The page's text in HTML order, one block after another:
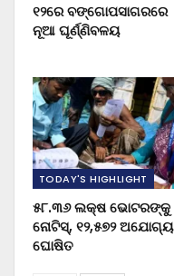
୧୨ରେ ବଙ୍ଗୋପସାଗରରେ
ନୂଆ ଘୂର୍ଣ୍ଣିବଳୟ
TODAY'S HIGHLIGHT
୫୮.୩୬ ଲକ୍ଷ ଭୋଟରଙ୍କୁ
ନୋଟିସ୍‌, ୧୨,୫୭୨ ଅଯୋଗ୍ୟ
ଘୋଷିତ